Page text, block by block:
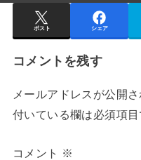
ポスト シェア
コメントを残す
メールアドレスが公開
付いている欄は必須項目
コメント ※